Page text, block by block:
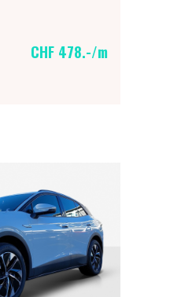
CHF 478.-/m